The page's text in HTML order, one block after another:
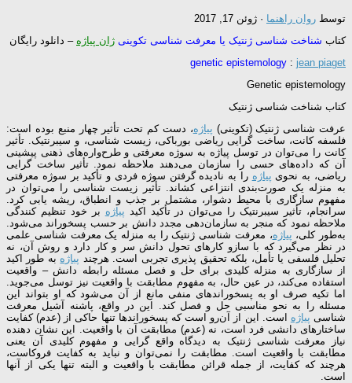
توسط روان راهنما · ژوئن 17, 2017
کتاب شناخت شناسی ژنتیک یا معرفت شناسی تکوینی ژان پیاژه – دانلود رایگان
genetic epistemology : jean piaget
Genetic epistemology
کتاب شناخت شناسی ژنتیک
عرفت شناسی ژنتیک (تکوینی) پیاژه، دست کم تحت تأثیر چهار منبع بوده است:
فلسفه کانت، ساخت گرایی ریاضی بورباکی، زیست شناسی، و سیبرنتیک. تأثیر
کانت را می‌توان در توسل پیاژه به سوژه معرفتی و طرح‌واره‌های ذهنی پیشینی
آن که داده‌های حسی را سازمان می‌دهند ملاحظه نمود. تأثیر ساخت گرایی
ریاضی، به نحوی پیاژه را به نادیده گرفتن سوژه فردی و تأکید بر سوژه معرفتی
به منزله یک صورت‌بندی انتزاعی کشاند. تأثیر زیست شناسی را می‌توان در
مفهوم سازگاری با محیط دشوار، مشتمل بر جذب و انطباق، ریشه یابی کرد.
سرانجام، تأثیر سیبرنتیک را می‌توان در تأکید اکید پیاژه بر خود تنظیم کنندگی
ملاحظه نمود که منجر به سازمان‌دهی مجدد دانش بر حسب پسخوراند می‌شود.
به‌طور کلی، پیاژه، معرفت شناسی ژنتیک را به منزله یک معرفت شناسی علمی
در نظر می‌گیرد که با سازو کارهای تحول دانش سر و کار دارد و روش آن، نه
تحلیل فلسفی یا تأمل، بلکه تحقیق پذیری تجربی است. هرچند پیاژه به طور اکید
از سازگاری به منزله کلیدی برای حل و فصل مسئله رابطه دانش – واقعیت
استفاده می‌کند، در عین حال، به مفهوم مطابقت با واقعیت نیز توسل می‌جوید.
اما تکیه صرف او به پسخوراندهای منفی مانع از آن می‌شود که او بتواند این
مسئله را به نحو مناسبی حل و فصل کند. این در واقع، پاشنه آشیل معرفت
شناسی پیاژه است. این از آن‌رو است که پسخوراندها تنها حاکی از (عدم) کفایت
ساختارهای دانشی فرد است، نه (عدم) مطابقت آن با واقعیت. این نشان دهنده
نیاز معرفت شناسی ژنتیک به دیدگاه واقع گرایی و مفهوم کلیدی آن یعنی
مطابقت با واقعیت است. مطابقت را نمی‌توان و نباید به کفایت فروکاست،
هرچند که کفایت، از جمله قرائن مطابقت با واقعیت و البته تنها یکی از آنها
است.